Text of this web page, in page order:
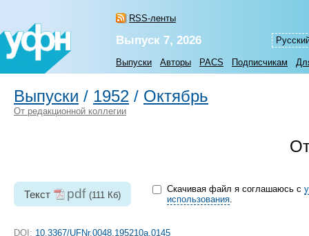
RSS-ленты
Выпуск 7, 2026
Выпуски Авторы PACS Подписчикам
Выпуски / 1952 / Октябрь
От редакционной коллегии
Текст pdf (111 Кб)
Скачивая файл я соглашаюсь с
использования.
DOI: 10.3367/UFNr.0048.195210a.0145